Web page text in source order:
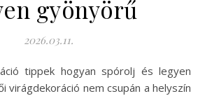
gyönyörű
2026.03.11.
virágdekoráció nem csupán a helyszín